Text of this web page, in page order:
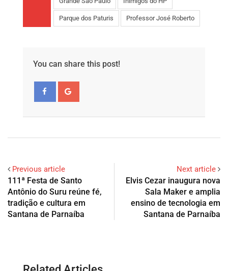
Parque dos Paturis Professor José Roberto
You can share this post!
Previous article
111ª Festa de Santo
Antônio do Suru reúne fé,
tradição e cultura em
Santana de Parnaíba
Next article
Elvis Cezar inaugura nova
Sala Maker e amplia
ensino de tecnologia em
Santana de Parnaíba